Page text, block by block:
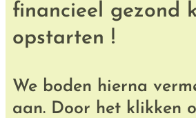
financieel gezond
opstarten !
We boden hierna
aan. Door het klikken